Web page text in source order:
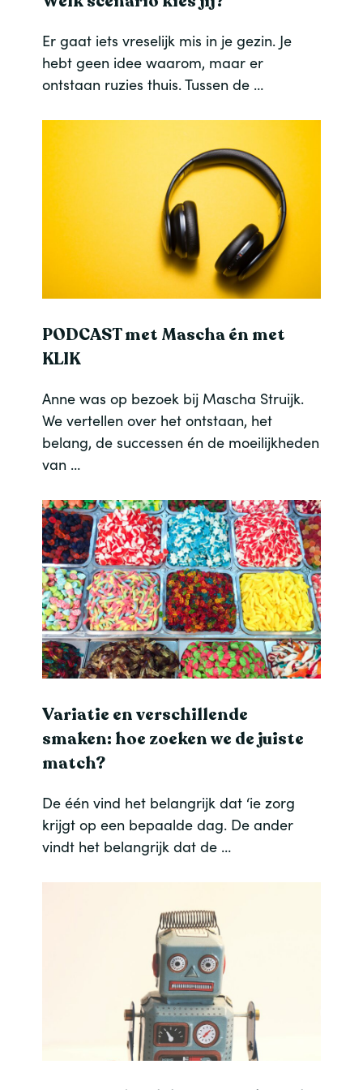
Er gaat iets vreselijk mis in je gezin. Je
hebt geen idee waarom, maar er
ontstaan ruzies thuis. Tussen de …
PODCAST met Mascha én met
KLIK
Anne was op bezoek bij Mascha Struijk.
We vertellen over het ontstaan, het
belang, de successen én de moeilijkheden
van …
Variatie en verschillende
smaken: hoe zoeken we de juiste
match?
De één vind het belangrijk dat ‘ie zorg
krijgt op een bepaalde dag. De ander
vindt het belangrijk dat de …